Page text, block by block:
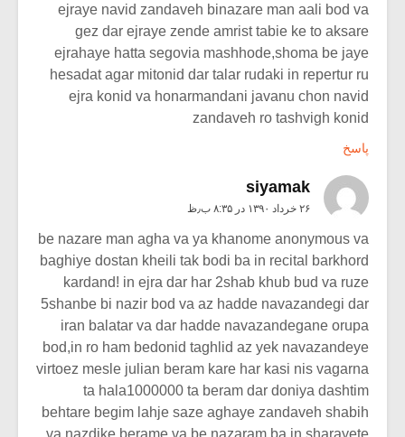
ejraye navid zandaveh binazare man aali bod va
gez dar ejraye zende amrist tabie ke to aksare
ejrahaye hatta segovia mashhode,shoma be jaye
hesadat agar mitonid dar talar rudaki in repertur ru
ejra konid va honarmandani javanu chon navid
zandaveh ro tashvigh konid
پاسخ
siyamak
۲۶ خرداد ۱۳۹۰ در ۸:۳۵ ب٫ظ
be nazare man agha va ya khanome anonymous va
baghiye dostan kheili tak bodi ba in recital barkhord
kardand! in ejra dar har 2shab khub bud va ruze
5shanbe bi nazir bod va az hadde navazandegi dar
iran balatar va dar hadde navazandegane orupa
bod,in ro ham bedonid taghlid az yek navazandeye
virtoez mesle julian beram kare har kasi nis vagarna
ta hala1000000 ta beram dar doniya dashtim
behtare begim lahje saze aghaye zandaveh shabih
va nazdike berame va be nazaram ba in sharayete